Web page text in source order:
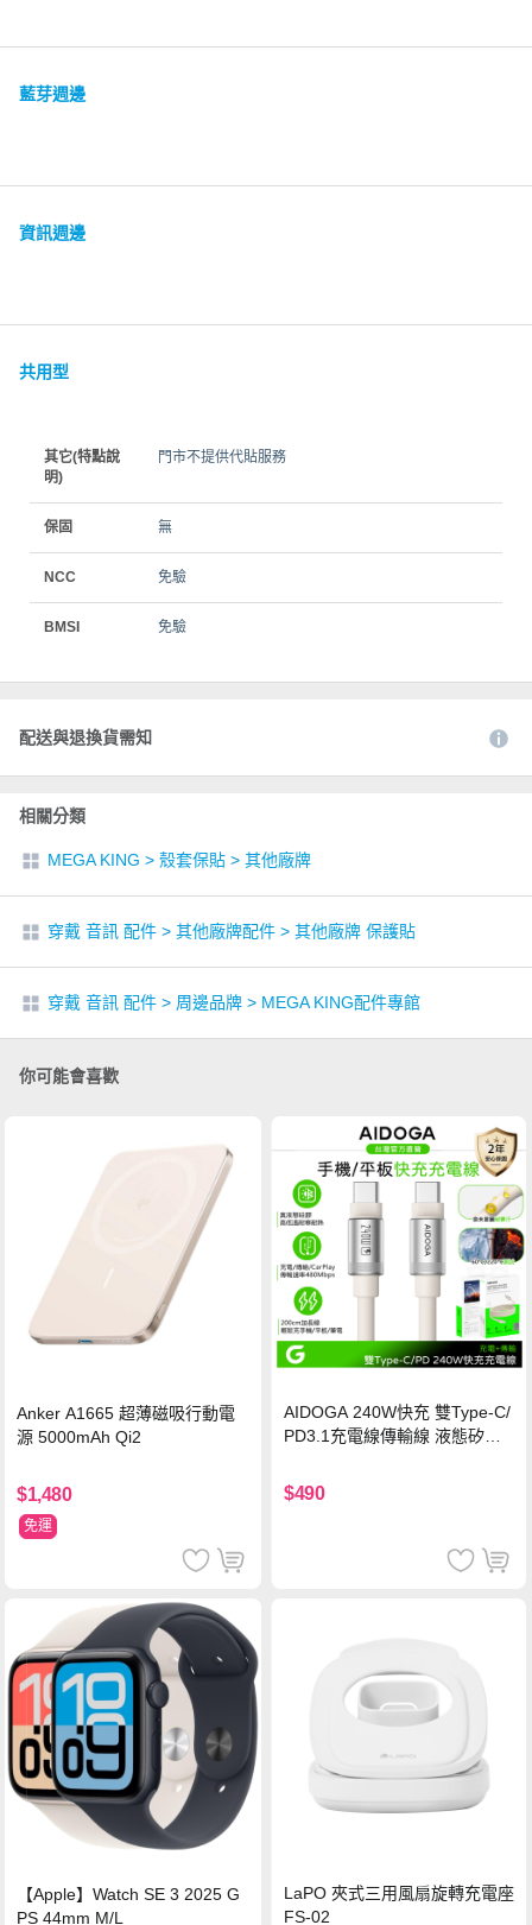
藍芽週邊
資訊週邊
共用型
其它(特點說
明)
門市不提供代貼服務
保固 無
NCC 免驗
BMSI 免驗
配送與退換貨需知
相關分類
MEGA KING > 殼套保貼 > 其他廠牌
穿戴 音訊 配件 > 其他廠牌配件 > 其他廠牌 保護貼
穿戴 音訊 配件 > 周邊品牌 > MEGA KING配件專館
你可能會喜歡
Anker A1665 超薄磁吸行動電
源 5000mAh Qi2
$1,480
免運
AIDOGA 240W快充 雙Type-C/
PD3.1充電線傳輸線 液態矽膠
機/平板/筆電
$490
【Apple】Watch SE 3 2025 G
PS 44mm M/L
LaPO 夾式三用風扇旋轉充電座
FS-02